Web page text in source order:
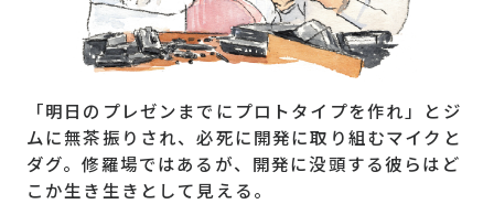
「明日のプレゼンまでにプロトタイプを作れ」とジ
ムに無茶振りされ、必死に開発に取り組むマイクと
ダグ。修羅場ではあるが、開発に没頭する彼らはど
こか生き生きとして見える。